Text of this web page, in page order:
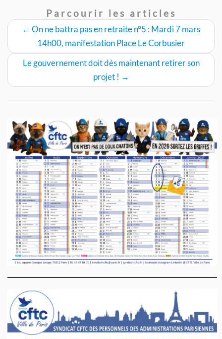
Parcourir les articles
← On ne battra pas en retraite n°5 : Mardi 7 mars
14h00, manifestation Place Le Corbusier
Le gouvernement doit dès maintenant retirer son
projet ! →